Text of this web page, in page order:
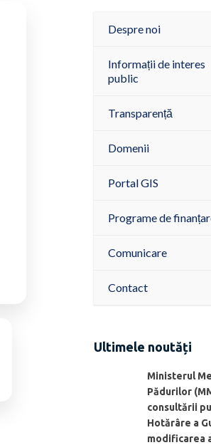
Despre noi
Informații de interes
public
Transparență
Domenii
Portal GIS
Programe de
Comunicare
Contact
Ultimele noutăți
Ministerul
Pădurilor
consultării
Hotărâre a
modificarea